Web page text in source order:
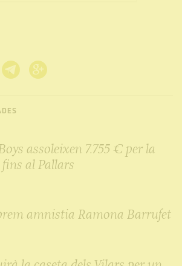
assoleixen 7.755 € per la
al Pallars
amnistia Ramona Barrufet